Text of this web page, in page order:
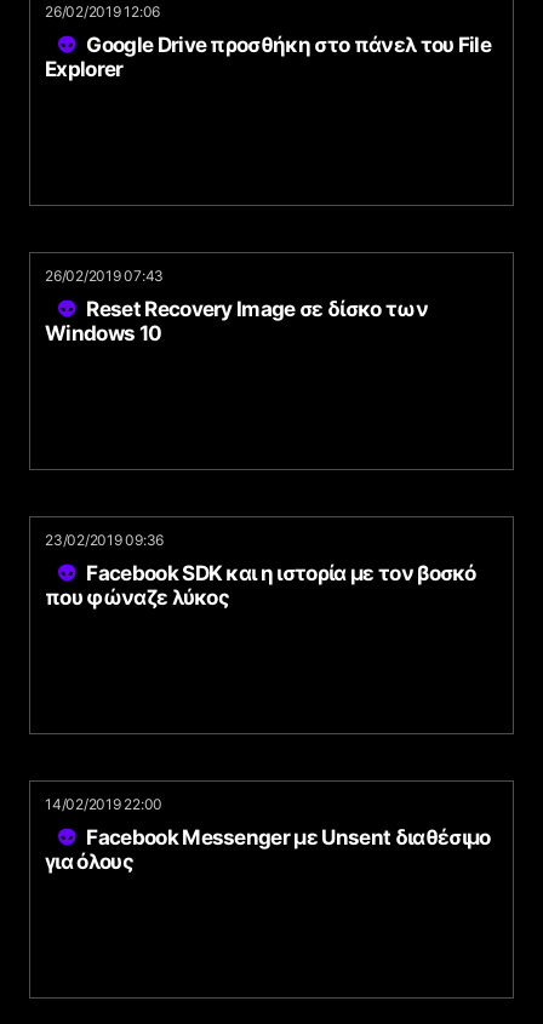
26/02/2019 12:06
Google Drive προσθήκη στο πάνελ του File
Explorer
26/02/2019 07:43
Reset Recovery Image σε δίσκο των
Windows 10
23/02/2019 09:36
Facebook SDK και η ιστορία με τον βοσκό
που φώναζε λύκος
14/02/2019 22:00
Facebook Messenger με Unsent διαθέσιμο
για όλους